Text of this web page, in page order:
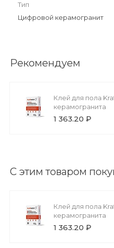
Тип
Цифровой керамогранит
Рекомендуем
Клей для пола
керамогранита
1 363.20 ₽
С этим товаром
Клей для пола
керамогранита
1 363.20 ₽